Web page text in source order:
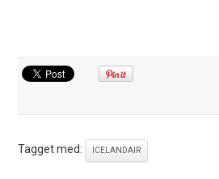
Tagget med: ICELANDAIR